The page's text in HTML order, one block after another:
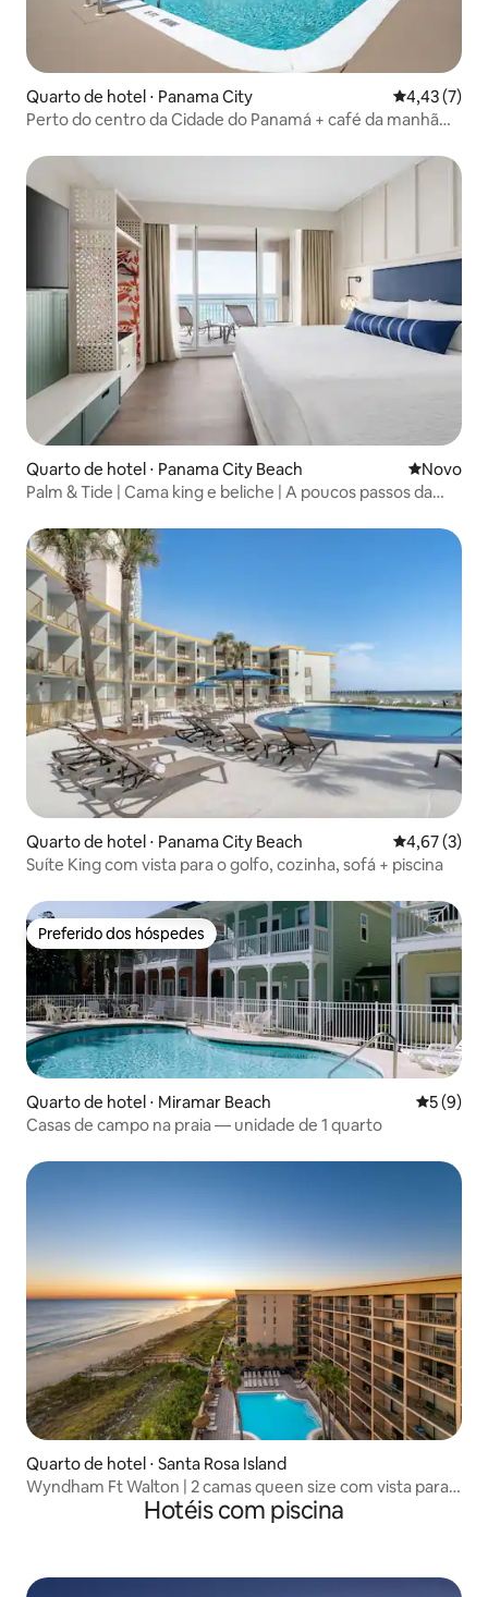
Quarto de hotel ⋅ Panama City 4,43 de
4,43 (7)
Perto do centro da Cidade do Panamá + café da manhã
Quarto de hotel ⋅ Panama City Beach Novo
Novo
Palm & Tide | Cama king e beliche | A poucos passos da
Quarto de hotel ⋅ Panama City Beach 4,67 de
4,67 (3)
Suíte King com vista para o golfo, cozinha, sofá + piscina
Preferido dos hóspedes
Preferido dos hóspedes
Quarto de hotel ⋅ Miramar Beach 5 de
5 (9)
Casas de campo na praia — unidade de 1 quarto
Quarto de hotel ⋅ Santa Rosa Island
Wyndham Ft Walton | 2 camas queen size com vista para o
golfo | Pé na areiaHotéis com piscina